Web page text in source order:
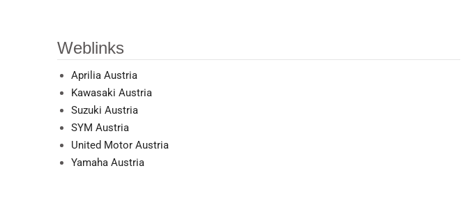
Weblinks
Aprilia Austria
Kawasaki Austria
Suzuki Austria
SYM Austria
United Motor Austria
Yamaha Austria